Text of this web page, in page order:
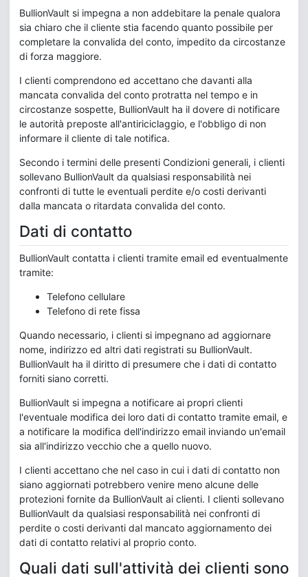
BullionVault si impegna a non addebitare la penale qualora
sia chiaro che il cliente stia facendo quanto possibile per
completare la convalida del conto, impedito da circostanze
di forza maggiore.
I clienti comprendono ed accettano che davanti alla
mancata convalida del conto protratta nel tempo e in
circostanze sospette, BullionVault ha il dovere di notificare
le autorità preposte all'antiriciclaggio, e l'obbligo di non
informare il cliente di tale notifica.
Secondo i termini delle presenti Condizioni generali, i clienti
sollevano BullionVault da qualsiasi responsabilità nei
confronti di tutte le eventuali perdite e/o costi derivanti
dalla mancata o ritardata convalida del conto.
Dati di contatto
BullionVault contatta i clienti tramite email ed eventualmente
tramite:
Telefono cellulare
Telefono di rete fissa
Quando necessario, i clienti si impegnano ad aggiornare
nome, indirizzo ed altri dati registrati su BullionVault.
BullionVault ha il diritto di presumere che i dati di contatto
forniti siano corretti.
BullionVault si impegna a notificare ai propri clienti
l'eventuale modifica dei loro dati di contatto tramite email, e
a notificare la modifica dell'indirizzo email inviando un'email
sia all'indirizzo vecchio che a quello nuovo.
I clienti accettano che nel caso in cui i dati di contatto non
siano aggiornati potrebbero venire meno alcune delle
protezioni fornite da BullionVault ai clienti. I clienti sollevano
BullionVault da qualsiasi responsabilità nei confronti di
perdite o costi derivanti dal mancato aggiornamento dei
dati di contatto relativi al proprio conto.
Quali dati sull'attività dei clienti sono